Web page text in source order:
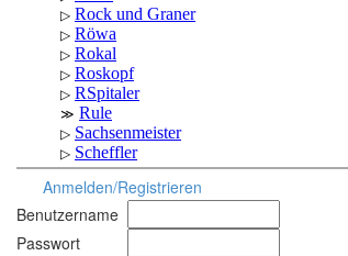
Anmelden/Registrieren
Benutzername
Passwort